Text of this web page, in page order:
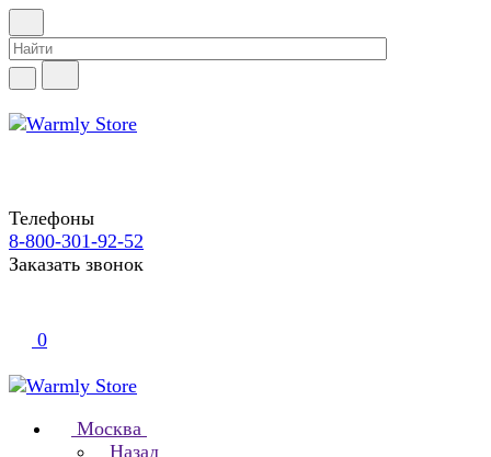
Телефоны
8-800-301-92-52
Заказать звонок
0
Москва
Назад